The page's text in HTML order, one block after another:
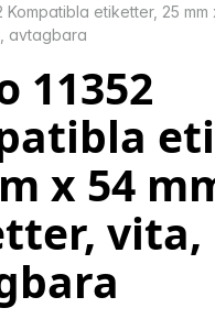
Kompatibla etiketter, 25 mm
avtagbara
11352
x 54
vita,